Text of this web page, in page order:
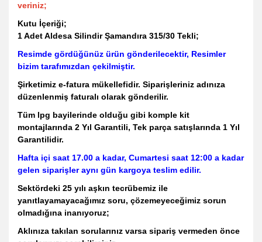
veriniz;
Kutu İçeriği;
1 Adet Aldesa Silindir Şamandıra 315/30 Tekli;
Resimde gördüğünüz ürün gönderilecektir, Resimler
bizim tarafımızdan çekilmiştir.
Şirketimiz e-fatura mükellefidir. Siparişleriniz adınıza
düzenlenmiş faturalı olarak gönderilir.
Tüm lpg bayilerinde olduğu gibi komple kit
montajlarında 2 Yıl Garantili, Tek parça satışlarında 1 Yıl
Garantilidir.
Hafta içi saat 17.00 a kadar, Cumartesi saat 12:00 a kadar
gelen siparişler aynı gün kargoya teslim edilir.
Sektördeki 25 yılı aşkın tecrübemiz ile
yanıtlayamayacağımız soru, çözemeyeceğimiz sorun
olmadığına inanıyoruz;
Aklınıza takılan sorularınız varsa sipariş vermeden önce